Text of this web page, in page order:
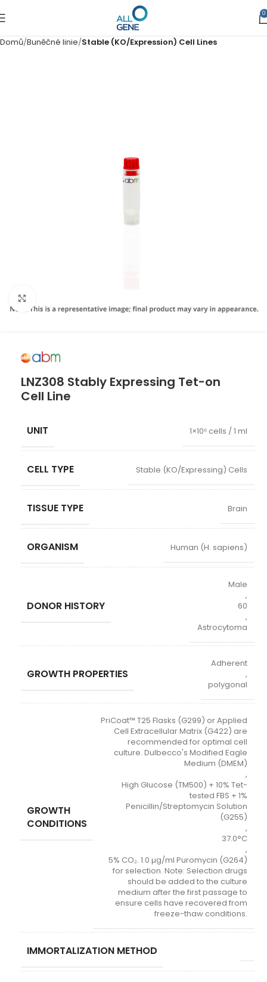
0
Domů Buněčné linie Stable (KO/Expression) Cell Lines
LNZ308 Stably Expressing Tet-on
Cell Line
UNIT 1×10⁶ cells / 1 ml
CELL TYPE Stable (KO/Expressing) Cells
TISSUE TYPE Brain
ORGANISM Human (H. sapiens)
DONOR HISTORY
Male
,
60
,
Astrocytoma
GROWTH PROPERTIES
Adherent
,
polygonal
GROWTH
CONDITIONS
PriCoat™ T25 Flasks (G299) or Applied
Cell Extracellular Matrix (G422) are
recommended for optimal cell
culture. Dulbecco's Modified Eagle
Medium (DMEM)
,
High Glucose (TM500) + 10% Tet-
tested FBS + 1%
Penicillin/Streptomycin Solution
(G255)
,
37.0°C
,
5% CO₂. 1.0 µg/ml Puromycin (G264)
for selection. Note: Selection drugs
should be added to the culture
medium after the first passage to
ensure cells have recovered from
freeze-thaw conditions.
IMMORTALIZATION METHOD